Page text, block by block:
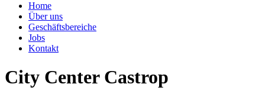
Home
Über uns
Geschäftsbereiche
Jobs
Kontakt
City Center Castrop